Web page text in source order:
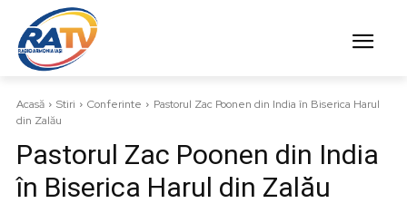
Acasă Stiri Conferinte
Pastorul Zac Poonen din India în Biserica Harul
din Zalău
Pastorul Zac Poonen din India
în Biserica Harul din Zalău